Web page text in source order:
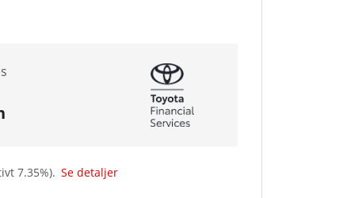
7.35%). Se detaljer